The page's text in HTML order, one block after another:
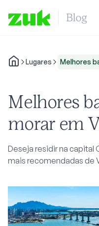
Lugares Melhores
Melhores
morar em
Deseja residir na capital
mais recomendadas de